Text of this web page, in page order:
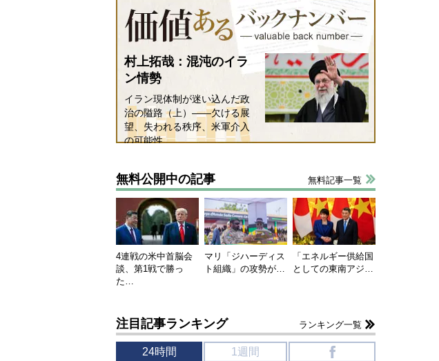
村上拓哉：混沌のイラ
ン情勢
イラン現体制が迷い込んだ政
治の隘路（上）――欠ける展
望、失われる秩序、米軍介入
の可能性
無料公開中の記事 無料記事一覧
4連戦の米中首脳会
談、第1戦で勝っ
た…
マリ「ジハーディス
ト組織」の攻勢が…
「エネルギー供給国
としての東南アジ…
注目記事ランキング ランキング一覧
24時間 1週間